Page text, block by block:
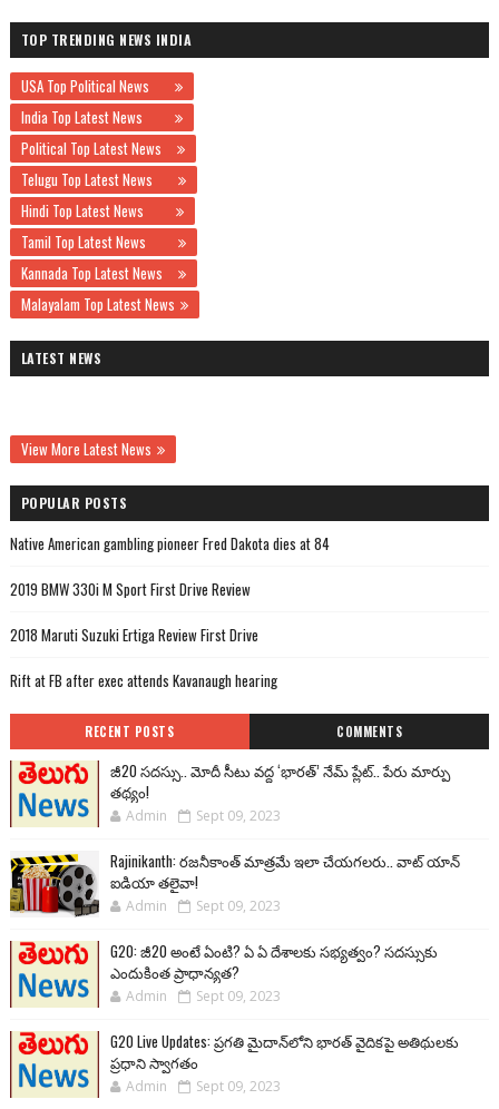
TOP TRENDING NEWS INDIA
USA Top Political News
India Top Latest News
Political Top Latest News
Telugu Top Latest News
Hindi Top Latest News
Tamil Top Latest News
Kannada Top Latest News
Malayalam Top Latest News
LATEST NEWS
View More Latest News
POPULAR POSTS
Native American gambling pioneer Fred Dakota dies at 84
2019 BMW 330i M Sport First Drive Review
2018 Maruti Suzuki Ertiga Review First Drive
Rift at FB after exec attends Kavanaugh hearing
RECENT POSTS COMMENTS
జీ20 సదస్సు.. మోదీ సీటు వద్ద ‘భారత్’ నేమ్ ప్లేట్‌.. పేరు మార్పు
తథ్యం!
Admin Sept 09, 2023
Rajinikanth: రజనీకాంత్ మాత్రమే ఇలా చేయగలరు.. వాట్ యాన్
ఐడియా తలైవా!
Admin Sept 09, 2023
G20: జీ20 అంటే ఏంటి? ఏ ఏ దేశాలకు సభ్యత్వం? సదస్సుకు
ఎందుకింత ప్రాధాన్యత?
Admin Sept 09, 2023
G20 Live Updates: ప్రగతి మైదాన్‌లోని భారత్ వైదికపై అతిథులకు
ప్రధాని స్వాగతం
Admin Sept 09, 2023